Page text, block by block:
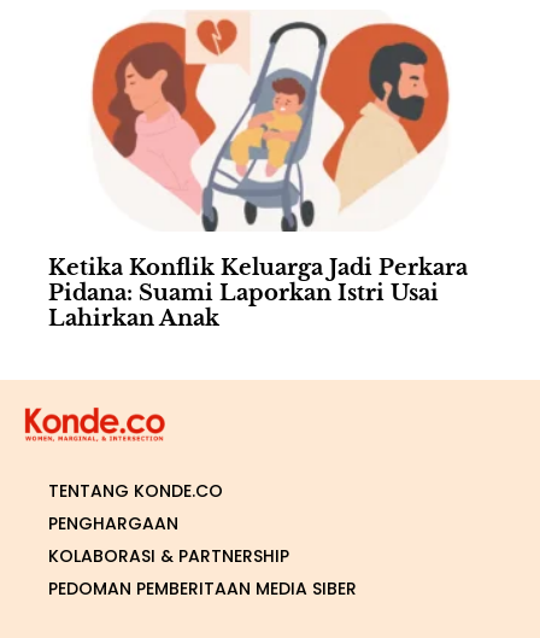
Ketika Konflik Keluarga Jadi Perkara
Pidana: Suami Laporkan Istri Usai
Lahirkan Anak
TENTANG KONDE.CO
PENGHARGAAN
KOLABORASI & PARTNERSHIP
PEDOMAN PEMBERITAAN MEDIA SIBER